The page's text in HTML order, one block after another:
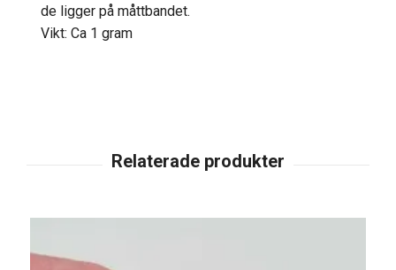
de ligger på måttbandet.
Vikt: Ca 1 gram